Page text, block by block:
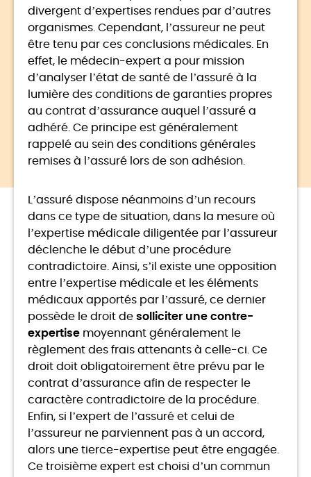
divergent d’expertises rendues par d’autres
organismes. Cependant, l’assureur ne peut
être tenu par ces conclusions médicales. En
effet, le médecin-expert a pour mission
d’analyser l’état de santé de l’assuré à la
lumière des conditions de garanties propres
au contrat d’assurance auquel l’assuré a
adhéré. Ce principe est généralement
rappelé au sein des conditions générales
remises à l’assuré lors de son adhésion.
L’assuré dispose néanmoins d’un recours
dans ce type de situation, dans la mesure où
l’expertise médicale diligentée par l’assureur
déclenche le début d’une procédure
contradictoire. Ainsi, s’il existe une opposition
entre l’expertise médicale et les éléments
médicaux apportés par l’assuré, ce dernier
possède le droit de solliciter une contre-
expertise moyennant généralement le
règlement des frais attenants à celle-ci. Ce
droit doit obligatoirement être prévu par le
contrat d’assurance afin de respecter le
caractère contradictoire de la procédure.
Enfin, si l’expert de l’assuré et celui de
l’assureur ne parviennent pas à un accord,
alors une tierce-expertise peut être engagée.
Ce troisième expert est choisi d’un commun